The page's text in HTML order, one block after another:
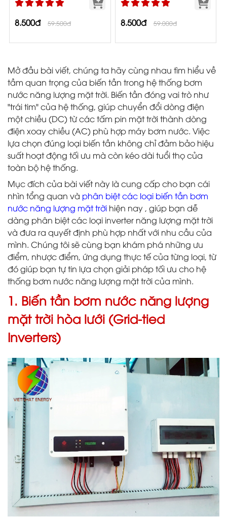
8.500đ 59.500đ 8.500đ 59.000đ
Mở đầu bài viết, chúng ta hãy cùng nhau tìm hiểu về
tầm quan trọng của biến tần trong hệ thống bơm
nước năng lượng mặt trời. Biến tần đóng vai trò như
"trái tim" của hệ thống, giúp chuyển đổi dòng điện
một chiều (DC) từ các tấm pin mặt trời thành dòng
điện xoay chiều (AC) phù hợp máy bơm nước. Việc
lựa chọn đúng loại biến tần không chỉ đảm bảo hiệu
suất hoạt động tối ưu mà còn kéo dài tuổi thọ của
toàn bộ hệ thống.
Mục đích của bài viết này là cung cấp cho bạn cái
nhìn tổng quan và phân biệt các loại biến tần bơm
nước năng lượng mặt trời hiện nay , giúp bạn dễ
dàng phân biệt các loại inverter năng lượng mặt trời
và đưa ra quyết định phù hợp nhất với nhu cầu của
mình. Chúng tôi sẽ cùng bạn khám phá những ưu
điểm, nhược điểm, ứng dụng thực tế của từng loại, từ
đó giúp bạn tự tin lựa chọn giải pháp tối ưu cho hệ
thống bơm nước năng lượng mặt trời của mình.
1. Biến tần bơm nước năng lượng
mặt trời hòa lưới (Grid-tied
Inverters)